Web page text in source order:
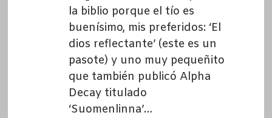
la biblio porque el tío es
buenísimo, mis preferidos: ‘El
dios reflectante’ (este es un
pasote) y uno muy pequeñito
que también publicó Alpha
Decay titulado
‘Suomenlinna’…